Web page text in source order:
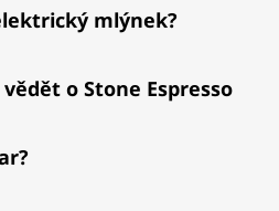
mlýnek?
o Stone Espresso